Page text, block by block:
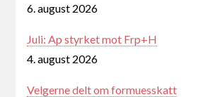
6. august 2026
Juli: Ap styrket mot Frp+H
4. august 2026
Velgerne delt om formuesskatt